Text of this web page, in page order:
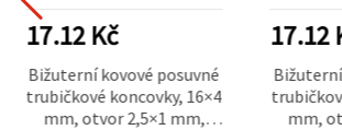
17.12 Kč
Bižuterní kovové posuvné
trubičkové koncovky, 16×4
mm, otvor 2,5×1 mm,
17.12
mm,